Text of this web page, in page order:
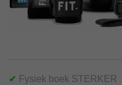
✔ Fysiek boek STERKER